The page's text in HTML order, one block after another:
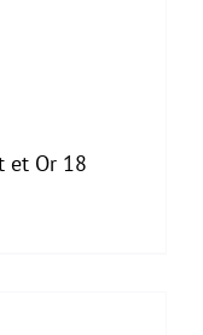
et Or 18